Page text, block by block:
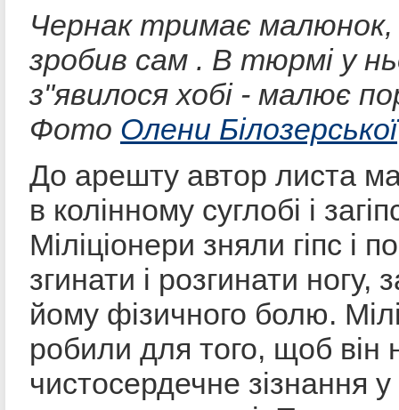
Чернак тримає малюнок,
зробив сам . В тюрмі у
з"явилося хобі - малює
Фото Олени Білозерської
До арешту автор листа
в колінному суглобі і
Міліціонери зняли гіпс і
згинати і розгинати ногу,
йому фізичного болю.
робили для того, щоб він
чистосердечне зізнання